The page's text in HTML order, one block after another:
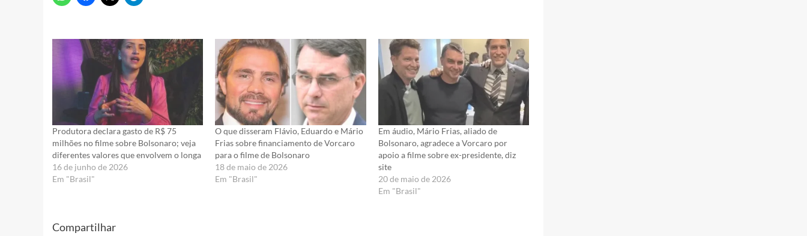
Produtora declara gasto de R$ 75
milhões no filme sobre Bolsonaro; veja
diferentes valores que envolvem o longa
16 de junho de 2026
Em "Brasil"
O que disseram Flávio, Eduardo e Mário
Frias sobre financiamento de Vorcaro
para o filme de Bolsonaro
18 de maio de 2026
Em "Brasil"
Em áudio, Mário Frias, aliado de
Bolsonaro, agradece a Vorcaro por
apoio a filme sobre ex-presidente, diz
site
20 de maio de 2026
Em "Brasil"
Compartilhar